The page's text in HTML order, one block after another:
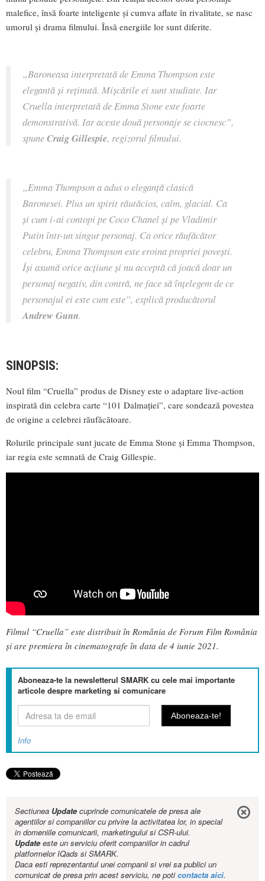
malefice, însă foarte inteligente și cumva aflate în rivalitate, se nasc
umorul și drama filmului. Însă energiile lor sunt diferite.
„Baroneasa interpretată de Emma Thompson este
elegantă și reținută. Mișcările ei sunt studiate. Iar
Cruella interpretată de Emma Stone este foarte
demonstrativă. Iar aceste două personaje se ciocnesc”,
spuneCraig Gillespie, regizorul filmului.
„Emma Thompson a adus o eleganță clasică
Baronesei. Plus un spirit răutăcios, calm, glacial. Ca
și cum i-ai contopi pe Coco Chanel și pe Vladimir
Putin într-un singur personaj. Ca orice răufăcător
celebru, Emma Thompson este eroina propriei povești.
Își asumă orice acțiune și nu acceptă că joacă doar un
personaj negativ, din contră, ne face să înțelegem de ce
personajul ei este cum este”, explică producătorul
Andrew Gunn.
SINOPSIS:
Noul film “Cruella” produs de Disney este o adaptare live-action
inspirată din celebra carte “101 Dalmaţiei”, care sondează povestea
de origine a celebrei răufăcătoare.
Rolurile principale sunt jucate de Emma Stone și Emma Thompson,
iar regia este semnată de Craig Gillespie.
Filmul “Cruella” este distribuit în România de Forum Film România
și are premiera în cinematografe în data de 4 iunie 2021.
Aboneaza-te la newsletterul SMARK cu cele mai importante
articole despre marketing si comunicare
Info
Sectiunea Updatecuprinde comunicatele de presa ale
agentiilor si companiilor cu privire la activitatea lor, in special
in domeniile comunicarii, marketingului si CSR-ului.
Updateeste un serviciu oferit companiilor in cadrul
platformelor IQads si SMARK.
Daca esti reprezentantul unei companii si vrei sa publici un
comunicat de presa prin acest serviciu, ne poticontacta aici.